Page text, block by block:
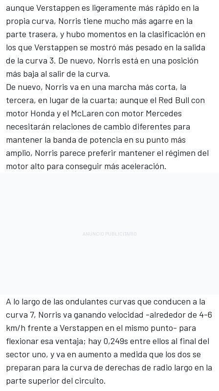
aunque Verstappen es ligeramente más rápido en la
propia curva, Norris tiene mucho más agarre en la
parte trasera, y hubo momentos en la clasificación en
los que Verstappen se mostró más pesado en la salida
de la curva 3. De nuevo, Norris está en una posición
más baja al salir de la curva.
De nuevo, Norris va en una marcha más corta, la
tercera, en lugar de la cuarta; aunque el Red Bull con
motor Honda y el McLaren con motor Mercedes
necesitarán relaciones de cambio diferentes para
mantener la banda de potencia en su punto más
amplio, Norris parece preferir mantener el régimen del
motor alto para conseguir más aceleración.
A lo largo de las ondulantes curvas que conducen a la
curva 7, Norris va ganando velocidad -alrededor de 4-6
km/h frente a Verstappen en el mismo punto- para
flexionar esa ventaja; hay 0,249s entre ellos al final del
sector uno, y va en aumento a medida que los dos se
preparan para la curva de derechas de radio largo en la
parte superior del circuito.